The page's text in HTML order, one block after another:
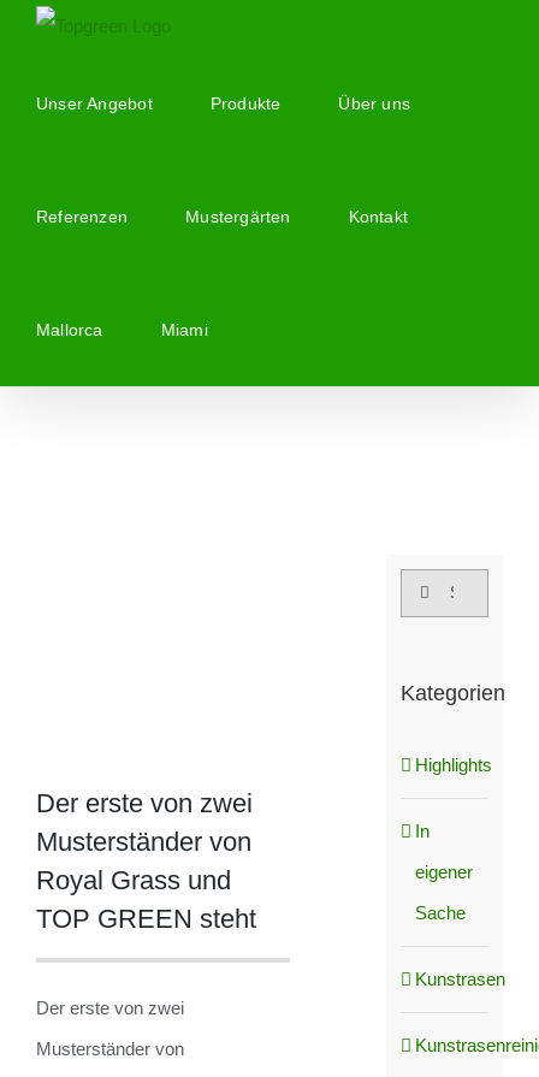
springenUnser Angebot Produkte Über uns
Referenzen Mustergärten Kontakt
Mallorca Miami
Der erste von zwei
Musterständer von
Royal Grass und
TOP GREEN steht
Der erste von zwei
Musterständer von
Suche
Kategorien
Highlights
In
eigener
Sache
Kunstrasen